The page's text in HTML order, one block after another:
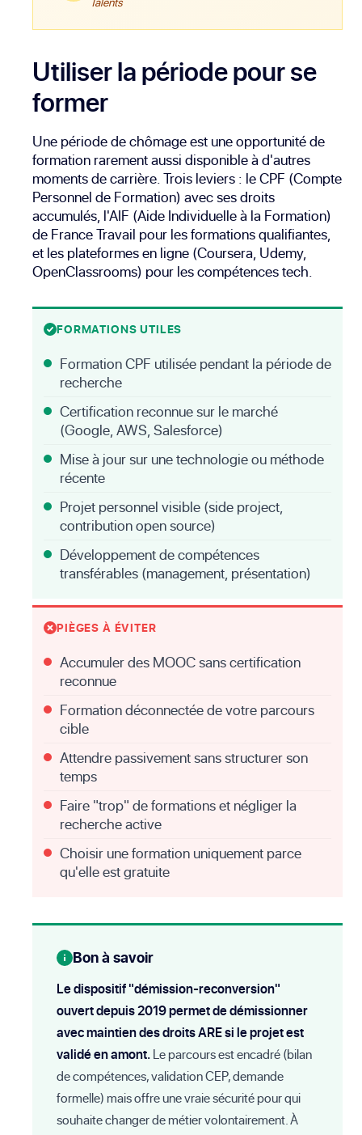
Utiliser la période pour se
former
Une période de chômage est une opportunité de
formation rarement aussi disponible à d'autres
moments de carrière. Trois leviers : le CPF (Compte
Personnel de Formation) avec ses droits
accumulés, l'AIF (Aide Individuelle à la Formation)
de France Travail pour les formations qualifiantes,
et les plateformes en ligne (Coursera, Udemy,
OpenClassrooms) pour les compétences tech.
FORMATIONS UTILES
Formation CPF utilisée pendant la période de
recherche
Certification reconnue sur le marché
(Google, AWS, Salesforce)
Mise à jour sur une technologie ou méthode
récente
Projet personnel visible (side project,
contribution open source)
Développement de compétences
transférables (management, présentation)
PIÈGES À ÉVITER
Accumuler des MOOC sans certification
reconnue
Formation déconnectée de votre parcours
cible
Attendre passivement sans structurer son
temps
Faire "trop" de formations et négliger la
recherche active
Choisir une formation uniquement parce
qu'elle est gratuite
Bon à savoir
Le dispositif "démission-reconversion"
ouvert depuis 2019 permet de démissionner
avec maintien des droits ARE si le projet est
validé en amont.Le parcours est encadré (bilan
de compétences, validation CEP, demande
formelle) mais offre une vraie sécurité pour qui
souhaite changer de métier volontairement. À